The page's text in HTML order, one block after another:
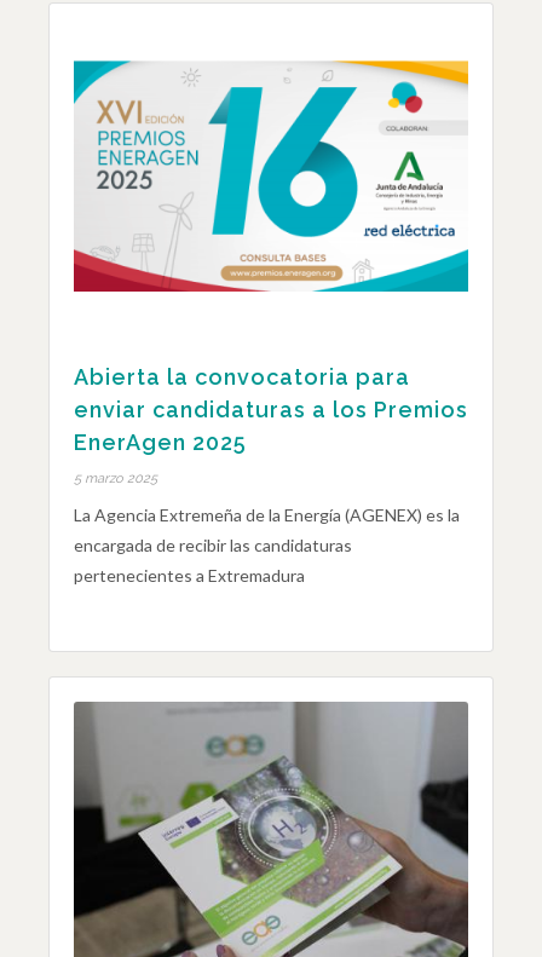
Abierta la convocatoria para
enviar candidaturas a los Premios
EnerAgen 2025
5 marzo 2025
La Agencia Extremeña de la Energía (AGENEX) es la
encargada de recibir las candidaturas
pertenecientes a Extremadura